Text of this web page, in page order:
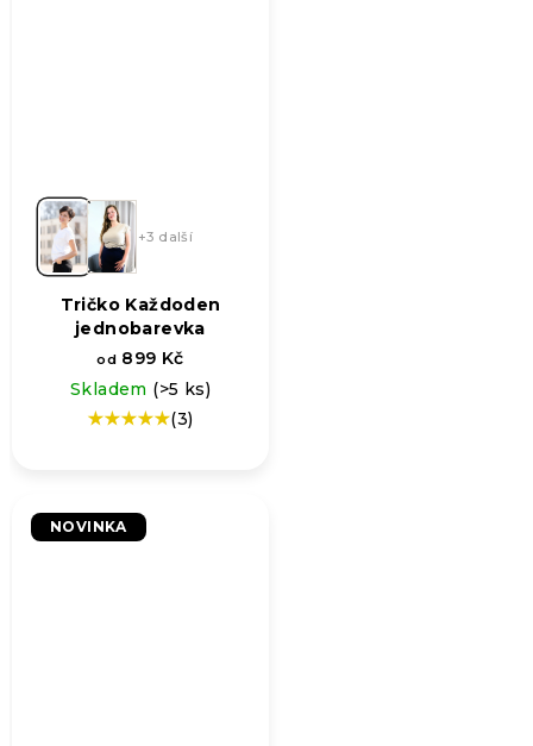
+3 další
Tričko Každoden
jednobarevka
od 899 Kč
Skladem (>5 ks)
Průměrné
5,0
z
(3)
NOVINKA